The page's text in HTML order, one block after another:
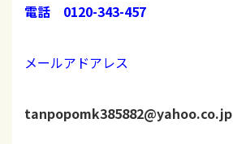
電話 0120-343-457
メールアドアレス
tanpopomk385882@yahoo.co.jp